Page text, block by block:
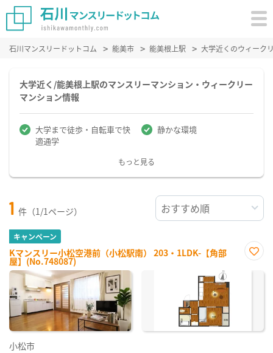
石川マンスリードットコム 能美市 能美根上駅 大学近くのウィーク
大学近く/能美根上駅のマンスリーマンション・ウィークリー
マンション情報
大学まで徒歩・自転車で快
適通学
静かな環境
もっと見る
1 件（1/1ページ）
キャンペーン
Kマンスリー小松空港前（小松駅南） 203・1LDK-【角部
屋】(No.748087)
に入
小松市